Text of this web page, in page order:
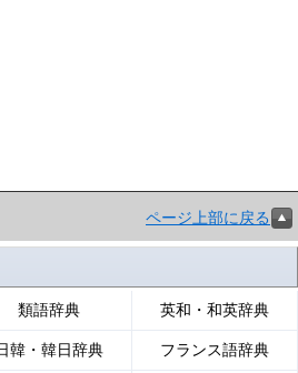
ページ上部に戻る
類語辞典 英和・和英辞典
韓・韓日辞典 フランス語辞典